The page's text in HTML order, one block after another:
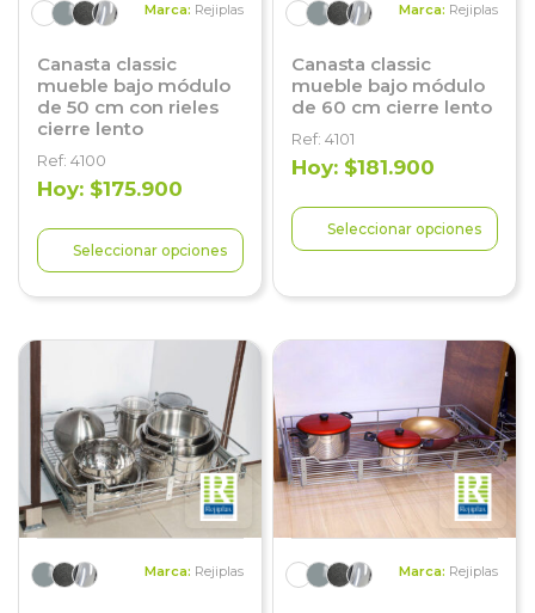
Marca: Rejiplas
Canasta classic
mueble bajo módulo
de 50 cm con rieles
cierre lento
Ref: 4100
Hoy: $175.900
Seleccionar opciones
Marca: Rejiplas
Canasta classic
mueble bajo módulo
de 60 cm cierre lento
Ref: 4101
Hoy: $181.900
Seleccionar opciones
Marca: Rejiplas Marca: Rejiplas